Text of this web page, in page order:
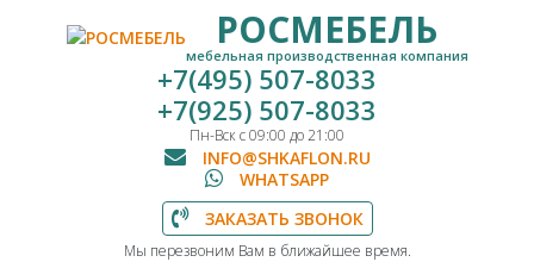
РОСМЕБЕЛЬ
мебельная производственная компания
+7(495) 507-8033
+7(925) 507-8033
Пн-Вск с 09:00 до 21:00
INFO@SHKAFLON.RU
WHATSAPP
ЗАКАЗАТЬ ЗВОНОК
Мы перезвоним Вам в ближайшее время.